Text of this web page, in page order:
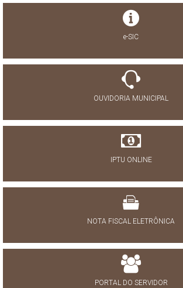
e-SIC
OUVIDORIA MUNICIPAL
IPTU ONLINE
NOTA FISCAL ELETRÔNICA
PORTAL DO SERVIDOR